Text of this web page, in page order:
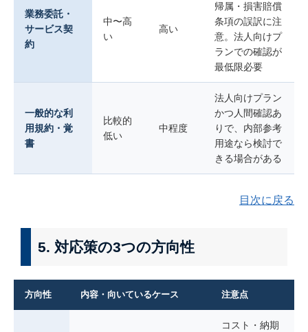
業務委託・
サービス契
約
中〜高
い
高い
帰属・損害賠償
条項の誤訳に注
意。法人向けプ
ランでの確認が
最低限必要
一般的な利
用規約・覚
書
比較的
低い
中程度
法人向けプラン
かつ人間確認あ
りで、内部参考
用途なら検討で
きる場合がある
目次に戻る
5. 対応策の3つの方向性
方向性 内容・向いているケース 注意点
コスト・納期